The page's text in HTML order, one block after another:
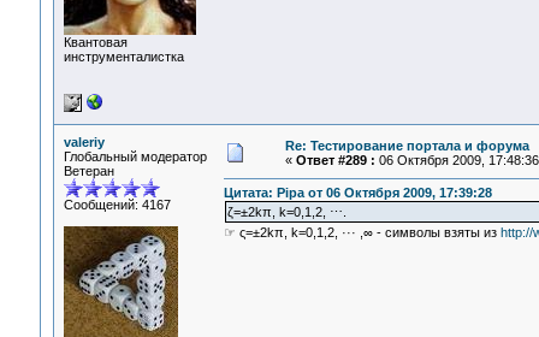
Квантовая
инструменталистка
valeriy
Глобальный модератор
Ветеран
Сообщений: 4167
Re: Тестирование портала и форума
« Ответ #289 : 06 Октября 2009,
Цитата: Pipa от 06 Октября 2009, 17:39:28
ζ=±2kπ, k=0,1,2, ⋯.
☞ ς=±2kπ, k=0,1,2, ··· ,∞ - символы взяты из http://